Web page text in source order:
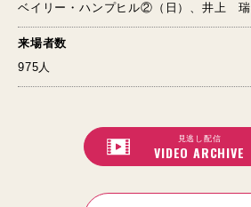
ベイリー・ハンプヒル②（日）、井上 瑞
来場者数
975人
見逃し配信
VIDEO ARCHIVE